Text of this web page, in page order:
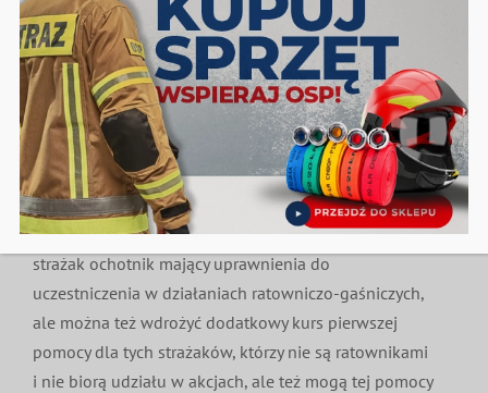
chodzi o gęstość sieci, to na przykład w Irlandii taki
ratownik jest powiadamiany w promieniu 5
kilometrów. Natomiast w najnowszych wytycznych
Europejska Rada Resuscytacji zaleca, żeby na kilometr
kwadratowy było 10 takich ratowników. Wiadomo, że
życie pisze własne scenariusze, niemniej warto podjąć
działania, żeby stworzyć taką sieć first responderów
i zwiększać jej gęstość. Takim ratownikiem może być
strażak ochotnik mający uprawnienia do
uczestniczenia w działaniach ratowniczo-gaśniczych,
ale można też wdrożyć dodatkowy kurs pierwszej
pomocy dla tych strażaków, którzy nie są ratownikami
i nie biorą udziału w akcjach, ale też mogą tej pomocy